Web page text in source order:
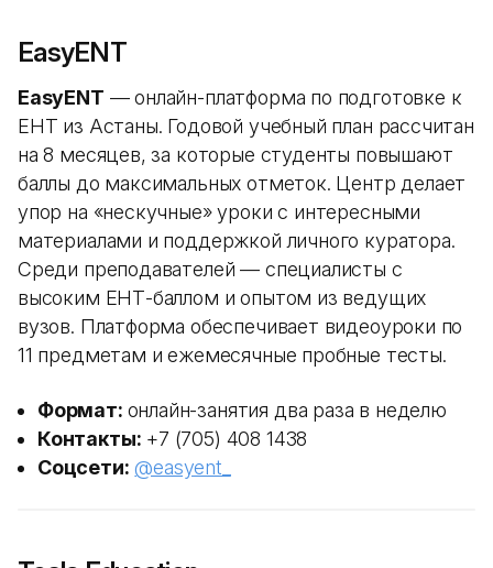
EasyENT
EasyENT — онлайн-платформа по подготовке к
ЕНТ из Астаны. Годовой учебный план рассчитан
на 8 месяцев, за которые студенты повышают
баллы до максимальных отметок. Центр делает
упор на «нескучные» уроки с интересными
материалами и поддержкой личного куратора.
Среди преподавателей — специалисты с
высоким ЕНТ-баллом и опытом из ведущих
вузов. Платформа обеспечивает видеоуроки по
11 предметам и ежемесячные пробные тесты.
Формат: онлайн-занятия два раза в неделю
Контакты: +7 (705) 408 1438
Соцсети: @easyent_